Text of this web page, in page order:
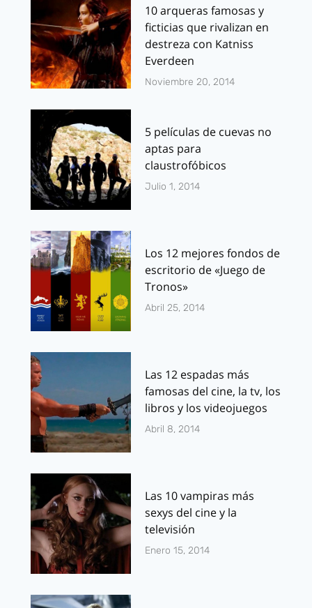
10 arqueras famosas y
ficticias que rivalizan en
destreza con Katniss
Everdeen
Noviembre 20, 2014
5 películas de cuevas no
aptas para
claustrofóbicos
Julio 1, 2014
Los 12 mejores fondos de
escritorio de «Juego de
Tronos»
Abril 25, 2014
Las 12 espadas más
famosas del cine, la tv, los
libros y los videojuegos
Abril 8, 2014
Las 10 vampiras más
sexys del cine y la
televisión
Enero 15, 2014